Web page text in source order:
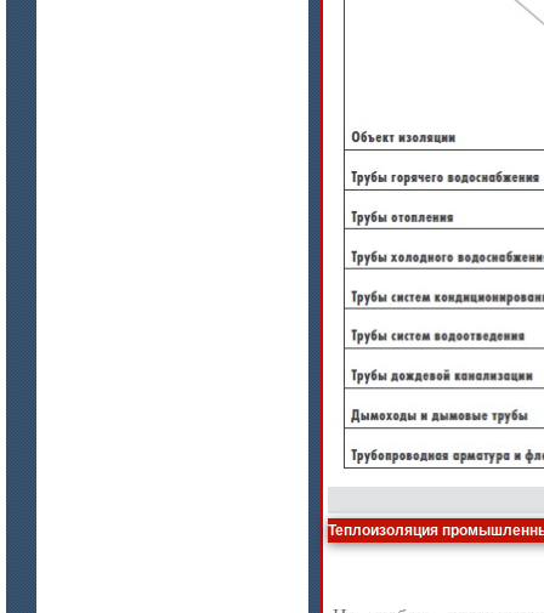
Теплоизоляция